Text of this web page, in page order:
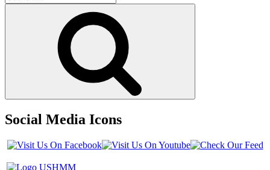
nach:
Social Media Icons